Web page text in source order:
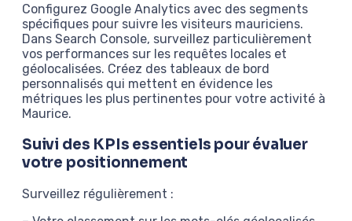
Configurez Google Analytics avec des segments
spécifiques pour suivre les visiteurs mauriciens.
Dans Search Console, surveillez particulièrement
vos performances sur les requêtes locales et
géolocalisées. Créez des tableaux de bord
personnalisés qui mettent en évidence les
métriques les plus pertinentes pour votre activité à
Maurice.
Suivi des KPIs essentiels pour évaluer
votre positionnement
Surveillez régulièrement :